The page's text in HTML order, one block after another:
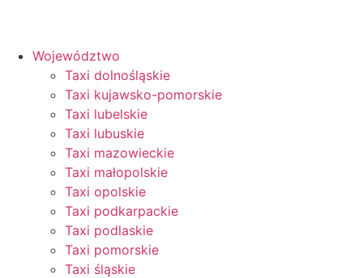
treściWojewództwo
Taxi dolnośląskie
Taxi kujawsko-pomorskie
Taxi lubelskie
Taxi lubuskie
Taxi mazowieckie
Taxi małopolskie
Taxi opolskie
Taxi podkarpackie
Taxi podlaskie
Taxi pomorskie
Taxi śląskie